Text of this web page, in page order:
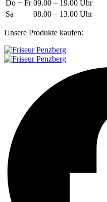
Do + Fr 09.00 – 19.00 Uhr
Sa
08.00 – 13.00 Uhr
Unsere Produkte kaufen: